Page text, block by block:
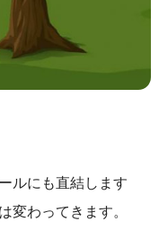
ルにも直結します
変わってきます。